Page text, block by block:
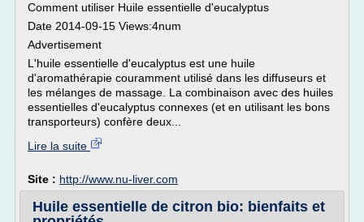
Comment utiliser Huile essentielle d'eucalyptus
Date 2014-09-15 Views:4num
Advertisement
L'huile essentielle d'eucalyptus est une huile
d'aromathérapie couramment utilisé dans les diffuseurs et
les mélanges de massage. La combinaison avec des huiles
essentielles d'eucalyptus connexes (et en utilisant les bons
transporteurs) confère deux...
Lire la suite
Site : http://www.nu-liver.com
Huile essentielle de citron bio: bienfaits et